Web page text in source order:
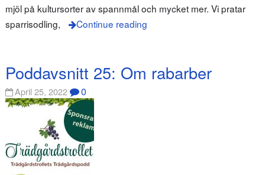
mjöl på kultursorter av spannmål och mycket mer. Vi pratar
sparrisodling,
Continue reading
Poddavsnitt 25: Om rabarber
April 25, 2022 0